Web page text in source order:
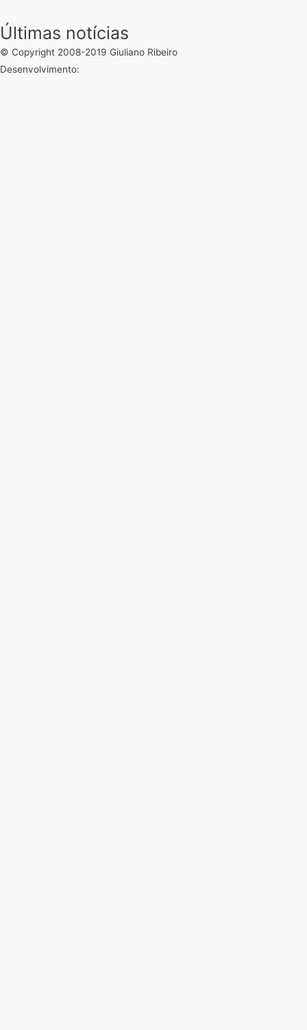
Últimas notícias
© Copyright 2008-2019 Giuliano Ribeiro
Desenvolvimento: